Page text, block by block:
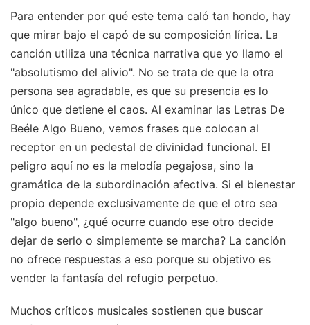
Para entender por qué este tema caló tan hondo, hay
que mirar bajo el capó de su composición lírica. La
canción utiliza una técnica narrativa que yo llamo el
"absolutismo del alivio". No se trata de que la otra
persona sea agradable, es que su presencia es lo
único que detiene el caos. Al examinar las Letras De
Beéle Algo Bueno, vemos frases que colocan al
receptor en un pedestal de divinidad funcional. El
peligro aquí no es la melodía pegajosa, sino la
gramática de la subordinación afectiva. Si el bienestar
propio depende exclusivamente de que el otro sea
"algo bueno", ¿qué ocurre cuando ese otro decide
dejar de serlo o simplemente se marcha? La canción
no ofrece respuestas a eso porque su objetivo es
vender la fantasía del refugio perpetuo.
Muchos críticos musicales sostienen que buscar